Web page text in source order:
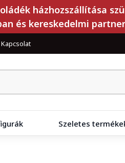
házhozszállítása
és kereskedelmi
Kapcsolat
Szeletes